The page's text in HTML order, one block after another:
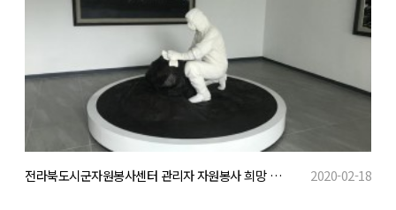
전라북도시군자원봉사센터 관리자 자원봉사 희망 성지 태안 찾아 2020-02-18